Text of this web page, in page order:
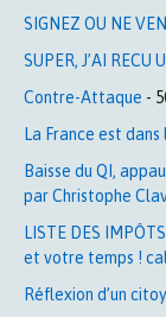
SIGNEZ OU NE
SUPER, J’AI RECU
Contre-Attaque -
La France est
Baisse du QI,
par Christophe
LISTE DES
et votre temps !
Réflexion d’un